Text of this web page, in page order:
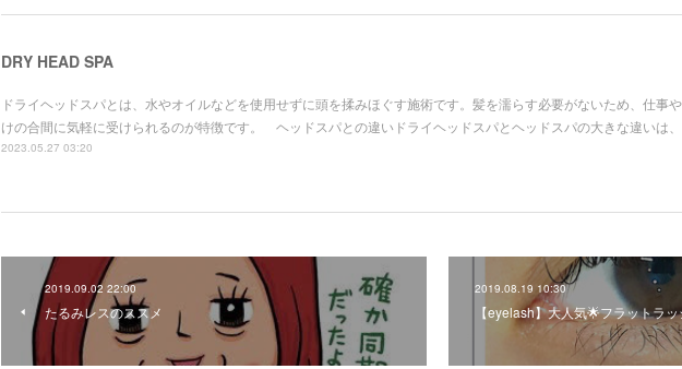
DRY HEAD SPA
ドライヘッドスパとは、水やオイルなどを使用せずに頭を揉みほぐす施術です。髪を濡らす必要がないため、仕事
けの合間に気軽に受けられるのが特徴です。 ヘッドスパとの違いドライヘッドスパとヘッドスパの大きな違いは
2023.05.27 03:20
2019.09.02 22:00
たるみレスのススメ
2019.08.19 10:30
【eyelash】大人気🌟フラットラ